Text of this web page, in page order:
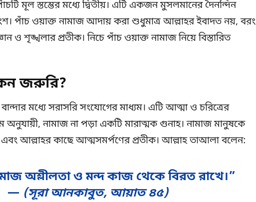
মূল স্তম্ভের মধ্যে দ্বিতীয়। এটি একজন মুসলমানের দৈনন্দিন
পাঁচ ওয়াক্ত নামাজ আদায় করা শুধুমাত্র আল্লাহর ইবাদত নয়, বরং
ও শৃঙ্খলার প্রতীক। নিচে পাঁচ ওয়াক্ত নামাজ নিয়ে বিস্তারিত
জরুরি?
মধ্যে সরাসরি সংযোগের মাধ্যম। এটি আত্মা ও চরিত্রের
অনুযায়ী, নামাজ না পড়া একটি মারাত্মক গুনাহ। নামাজ মানুষকে
আল্লাহর কাছে আত্মসমর্পণের প্রতীক। আল্লাহ তাআলা বলেন:
অশ্লীলতা ও মন্দ কাজ থেকে বিরত রাখে।”
— (সূরা আনকাবুত, আয়াত ৪৫)